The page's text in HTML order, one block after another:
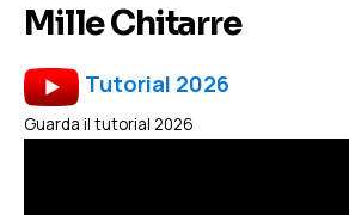
Mille Chitarre
Tutorial 2026
Guarda il tutorial 2026